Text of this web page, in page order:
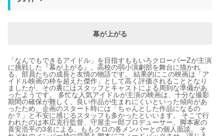
幕が上がる
「なんでもできるアイドル」を目指すももいろクローバーZが主演
に挑戦した『幕が上がる』。高校の弱小演劇部を舞台に描かれ
る、部員たちの成長と友情の物語です。 結果的にこの映画は「ア
イドル映画の枠を超えた傑作」として高く評価されることとなり
ましたが、その裏にはスタッフとキャストによる周到な準備があ
ったようです。 多忙な人気アイドルが主演の映画は、十分な撮影
期間の確保が難しく、良い作品が生まれにくいといった傾向があ
ったため、企画のスタート時には「ちゃんとした作品になるの
か？」と不安に感じるスタッフも多かったといいます。 そこで行
われたのは本広克行監督、守屋圭一郎プロデューサー、脚本家の
喜安浩平の3名による、ももクロの各メンバーとの個人面談。 そ